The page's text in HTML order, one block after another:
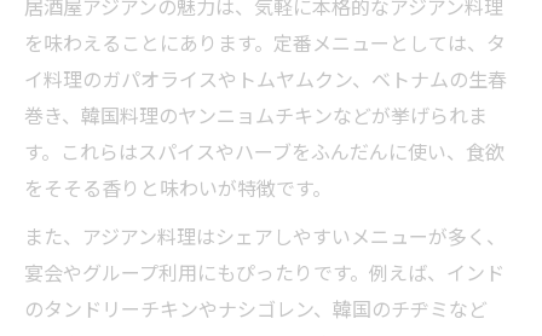
居酒屋アジアンの魅力は、気軽に本格的なアジアン料理
を味わえることにあります。定番メニューとしては、タ
イ料理のガパオライスやトムヤムクン、ベトナムの生春
巻き、韓国料理のヤンニョムチキンなどが挙げられま
す。これらはスパイスやハーブをふんだんに使い、食欲
をそそる香りと味わいが特徴です。
また、アジアン料理はシェアしやすいメニューが多く、
宴会やグループ利用にもぴったりです。例えば、インド
のタンドリーチキンやナシゴレン、韓国のチヂミなど